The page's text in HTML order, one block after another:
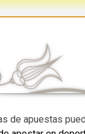
de apuestas